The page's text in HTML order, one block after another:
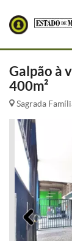
Galpão à
400m²
Sagrada